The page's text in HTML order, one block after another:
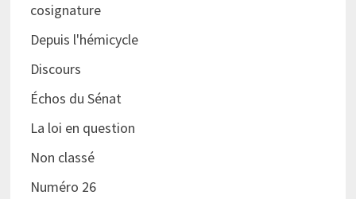
cosignature
Depuis l'hémicycle
Discours
Échos du Sénat
La loi en question
Non classé
Numéro 26